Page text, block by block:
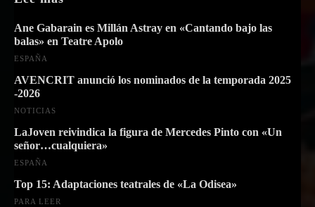
Ane Gabarain es Millán Astray en «Cantando bajo las
balas» en Teatre Apolo
ESPAÑA
AVENCRIT anunció los nominados de la temporada 2025
-2026
NOTICIAS
LaJoven reivindica la figura de Mercedes Pinto con «Un
señor…cualquiera»
ESPAÑA
Top 15: Adaptaciones teatrales de «La Odisea»
PARA LEER